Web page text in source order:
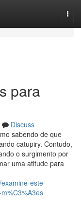
para
Discuss
sabendo de que
catupiry. Contudo,
o surgimento por
uma atitude para
este-